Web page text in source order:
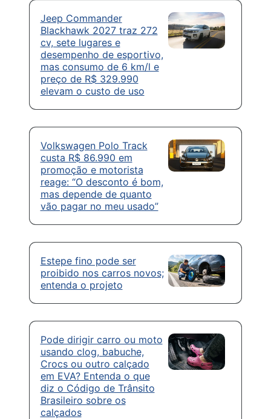
Jeep Commander
Blackhawk 2027 traz 272
cv, sete lugares e
desempenho de esportivo,
mas consumo de 6 km/l e
preço de R$ 329.990
elevam o custo de uso
Volkswagen Polo Track
custa R$ 86.990 em
promoção e motorista
reage: “O desconto é bom,
mas depende de quanto
vão pagar no meu usado”
Estepe fino pode ser
proibido nos carros novos;
entenda o projeto
Pode dirigir carro ou moto
usando clog, babuche,
Crocs ou outro calçado
em EVA? Entenda o que
diz o Código de Trânsito
Brasileiro sobre os
calçados